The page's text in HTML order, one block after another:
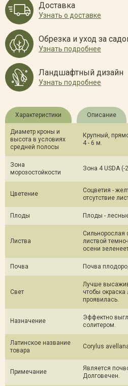
Доставка
Узнать о доставке
Обрезка и уход за
Узнать подробнее
Ландшафтный дизайн
Узнать подробнее
Характеристики Описание
Диаметр кроны и
высота в условиях
средней полосы
Крупный,
4 - 6 м.
Зона
морозостойкости
Зона 4 USDA (-
Цветение
Соцветия -
отсутствие
Плоды Плоды -
Листва
Сильнорослая
листвой
осени
Почва Почва
Свет
Лучше
чтобы окраска
проявилась.
Назначение
Эффектно
солитером.
Латинское название
товара
Corylus
Примечание
Является
Долговечен.